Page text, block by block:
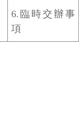
6. 臨時交辦事
項